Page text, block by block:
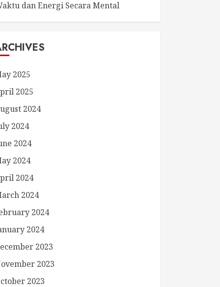
dan Energi Secara Mental
2025
2025
2024
2024
2024
2024
2024
2024
2024
2024
2023
2023
2023